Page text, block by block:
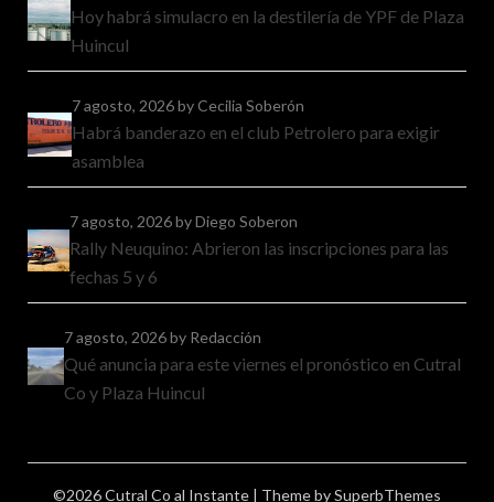
Hoy habrá simulacro en la destilería de YPF de Plaza
Huincul
7 agosto, 2026by Cecilia Soberón
Habrá banderazo en el club Petrolero para exigir
asamblea
7 agosto, 2026by Diego Soberon
Rally Neuquino: Abrieron las inscripciones para las
fechas 5 y 6
7 agosto, 2026by Redacción
Qué anuncia para este viernes el pronóstico en Cutral
Co y Plaza Huincul
©2026 Cutral Co al Instante | Theme bySuperbThemes